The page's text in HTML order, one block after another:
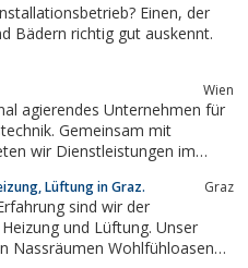
Einen, der
Bädern richtig gut auskennt.
Wien
agierendes Unternehmen für
Gemeinsam mit
wir Dienstleistungen im
auf Großprojekte spezialisiert.
Lüftung in Graz. Graz
sind wir der